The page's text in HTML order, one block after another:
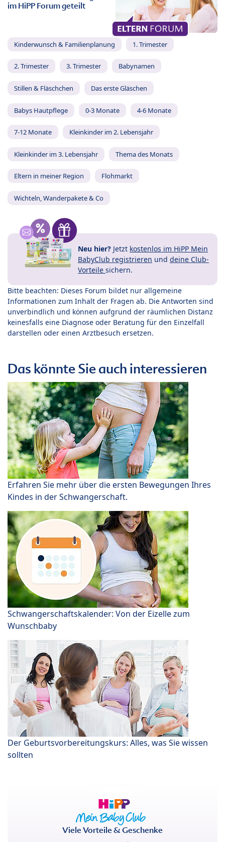
im HiPP Forum geteilt
Kinderwunsch & Familienplanung 1. Trimester
2. Trimester 3. Trimester Babynamen
Stillen & Fläschchen Das erste Gläschen
Babys Hautpflege 0-3 Monate 4-6 Monate
7-12 Monate Kleinkinder im 2. Lebensjahr
Kleinkinder im 3. Lebensjahr Thema des Monats
Eltern in meiner Region Flohmarkt
Wichteln, Wanderpakete & Co
Neu hier? Jetzt kostenlos im HiPP Mein
BabyClub registrieren und deine Club-
Vorteile sichern.
Bitte beachten: Dieses Forum bildet nur allgemeine
Informationen zum Inhalt der Fragen ab. Die Antworten sind
unverbindlich und können aufgrund der räumlichen Distanz
keinesfalls eine Diagnose oder Beratung für den Einzelfall
darstellen oder einen Arztbesuch ersetzen.
Das könnte Sie auch interessieren
Erfahren Sie mehr über die ersten Bewegungen Ihres
Kindes in der Schwangerschaft.
Schwangerschaftskalender: Von der Eizelle zum
Wunschbaby
Der Geburtsvorbereitungskurs: Alles, was Sie wissen
sollten
Viele Vorteile & Geschenke